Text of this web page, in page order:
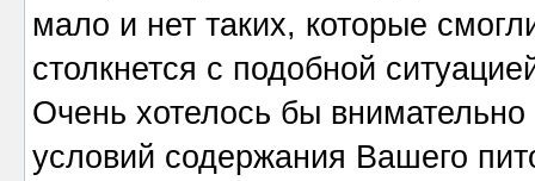
мало и нет таких, которые
столкнется с подобной
Очень хотелось бы
условий содержания Вашего